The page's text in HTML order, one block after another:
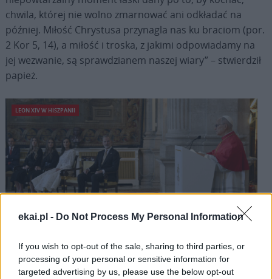
ekai.pl - Do Not Process My Personal Information
If you wish to opt-out of the sale, sharing to third parties, or
processing of your personal or sensitive information for
targeted advertising by us, please use the below opt-out
chwila, której nie wolno zmarnować ani odkładać na
później. Miłość Chrystusa przynagla nas ku braciom (por.
2 Kor 5, 14), a miłość i troska, z jakimi odpowiadamy na
jej wezwanie, są sprawdzianem naszej wiary” – stwierdził
papież.
LEON XIV W HISZPANII